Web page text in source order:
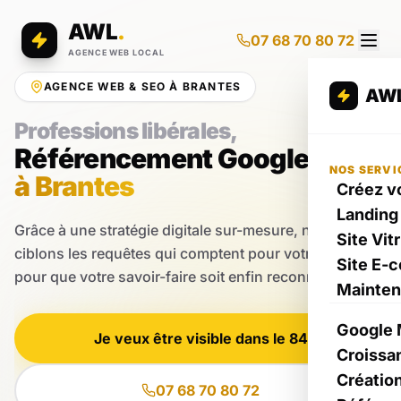
AWL.
AGENCE WEB LOCAL
07 68 70 80 72
NOS
Créez
Site
Site E-
Google
AGENCE WEB & SEO À BRANTES
Professions libérales,
Référencement Google
à Brantes
Grâce à une stratégie digitale sur-mesure, nous
ciblons les requêtes qui comptent pour votre activité
pour que votre savoir-faire soit enfin reconnu en ligne.
Je veux être visible dans le 84
07 68 70 80 72